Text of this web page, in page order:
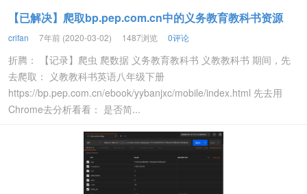
【已解决】爬取bp.pep.com.cn中的义务教育教科书资源
crifan 7年前 (2020-03-02) 1487浏览 0评论
折腾： 【记录】爬虫 爬数据 义务教育教科书 义教教科书 期间，先
去爬取： 义教教科书英语八年级下册
https://bp.pep.com.cn/ebook/yybanjxc/mobile/index.html 先去用
Chrome去分析看看： 是否简...